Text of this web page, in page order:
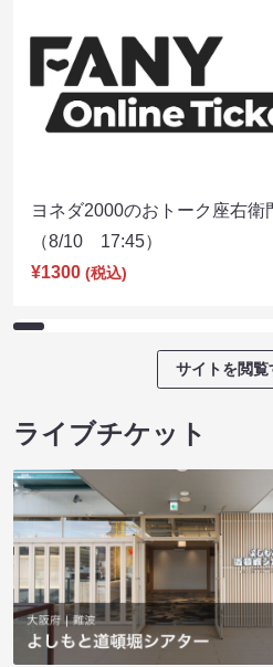
ヨネダ2000のおトーク座右衛
（8/10 17:45）
¥1300 (税込)
サイトを閲覧
ライブチケット